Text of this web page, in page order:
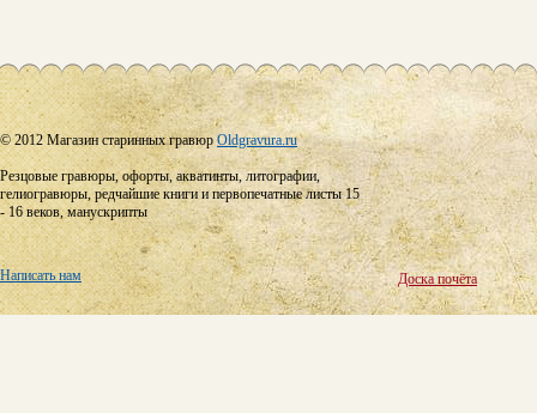
© 2012 Магазин старинных гравюрOldgravura.ru
Резцовые гравюры, офорты, акватинты, литографии,
гелиогравюры, редчайшие книги и первопечатные листы 15
- 16 веков, манускрипты
Написать нам Доска почёта